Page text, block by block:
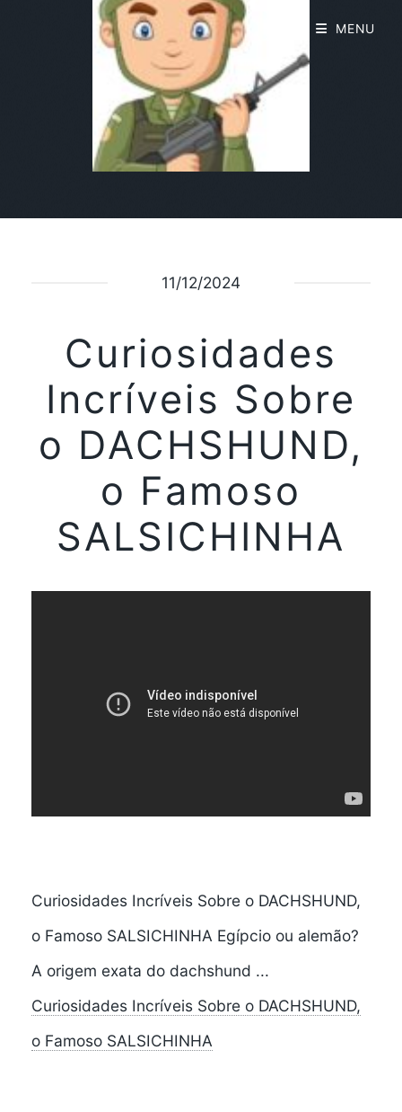
11/12/2024
Curiosidades
Incríveis Sobre
o DACHSHUND,
o Famoso
SALSICHINHA
Curiosidades Incríveis Sobre o DACHSHUND,
o Famoso SALSICHINHA Egípcio ou alemão?
A origem exata do dachshund ...
Curiosidades Incríveis Sobre o DACHSHUND,
o Famoso SALSICHINHA
MENU